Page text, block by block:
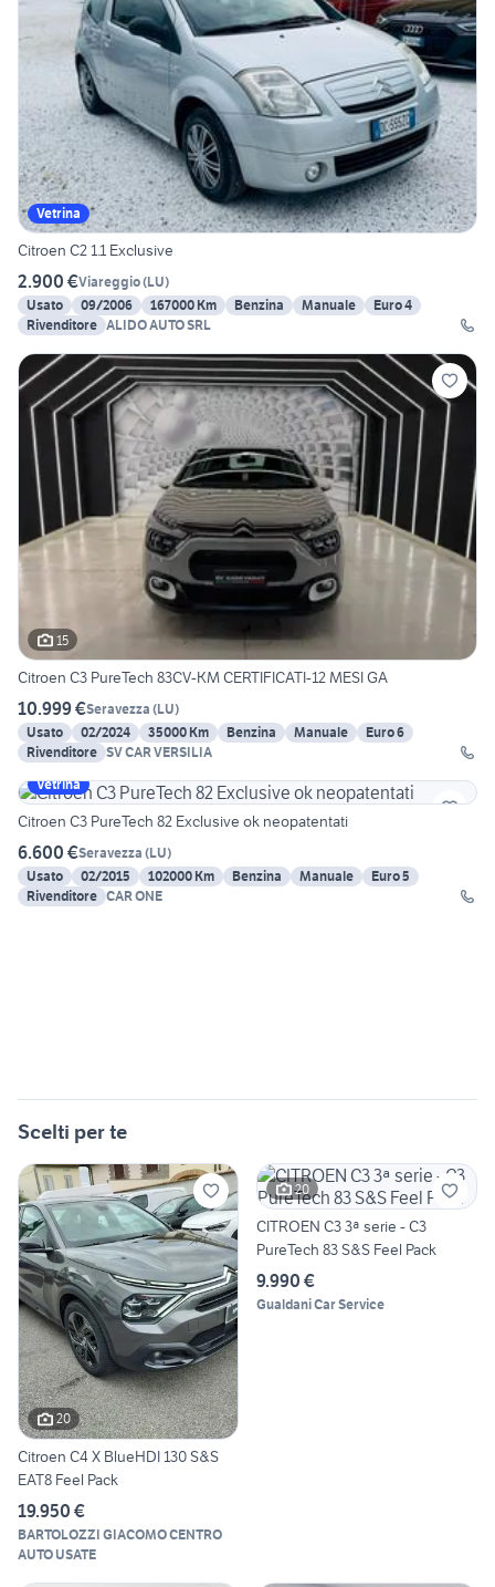
Vetrina
Citroen C2 1.1 Exclusive
2.900 €Viareggio(LU)
Usato
09/2006 167000 Km Benzina Manuale
Euro 4
Rivenditore ALIDO AUTO SRL
15
Citroen C3 PureTech 83CV-KM CERTIFICATI-12 MESI GA
10.999 €Seravezza (LU)
Usato
02/2024 35000 Km Benzina Manuale
Euro 6
Rivenditore SV CAR VERSILIA
Vetrina
Citroen C3 PureTech 82 Exclusive ok neopatentati
6.600 €Seravezza (LU)
Usato
02/2015 102000 Km Benzina Manuale
Euro 5
Rivenditore CAR ONE
Scelti per te
20
Citroen C4 X BlueHDI 130 S&S
EAT8 Feel Pack
19.950 €
BARTOLOZZI GIACOMO CENTRO
AUTO USATE
20
CITROEN C3 3ª serie - C3
PureTech 83 S&S Feel Pack
9.990 €
Gualdani Car Service